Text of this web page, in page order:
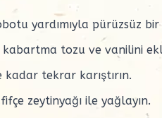
yardımıyla pürüzsüz bir
kabartma tozu ve vanilini
kadar tekrar karıştırın.
zeytinyağı ile yağlayın.